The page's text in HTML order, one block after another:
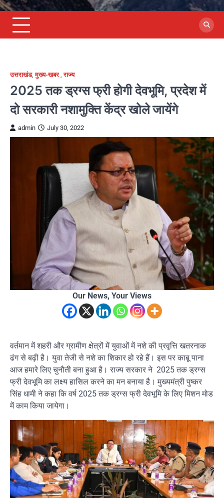
उत्तराखंड,मुख्य-खबर,राज्य
2025 तक ड्रग्स फ्री होगी देवभूमि, प्रदेश में
दो सरकारी नशामुक्ति केंद्र खोले जायेंगे
admin July 30, 2022
Our News, Your Views
वर्तमान में शहरी और ग्रामीण क्षेत्रों में युवाओं में नशे की प्रवृत्ति खतरनाक
ढंग से बढ़ी है। युवा तेजी से नशे का शिकार हो रहे हैं। इस पर काबू पाना
आज हमारे लिए चुनौती बना हुआ है। राज्य सरकार ने 2025 तक ड्रग्स
फ्री देवभूमि का लक्ष्य हासिल करने का मन बनाया है। मुख्यमंत्री पुष्कर
सिंह धामी ने कहा कि वर्ष 2025 तक ड्रग्स फ्री देवभूमि के लिए मिशन मोड
में काम किया जायेगा।